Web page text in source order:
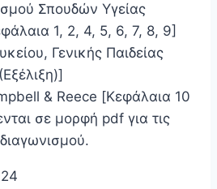
Σπουδών Υγείας
1, 2, 4, 5, 6, 7, 8, 9]
Γενικής Παιδείας
& Reece [Κεφάλαια 10
σε μορφή pdf για τις